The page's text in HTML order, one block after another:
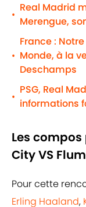
•
Real Madrid
Merengue,
•
France :
Monde, à la
Deschamps
•
PSG, Real
informations
Les
City VS
Pour cette
Erling Haaland,